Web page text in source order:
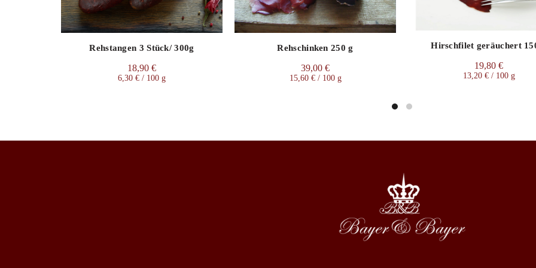
Artikelnummer:BAJ 020
Teilen
Rehstangen 3 Stück/ 300g
18,90 €
6,30 € / 100 g
Rehschinken 250 g
39,00 €
15,60 €/ 100 g
Hirschfilet geräuchert
19,80 €
13,20 €/ 100 g